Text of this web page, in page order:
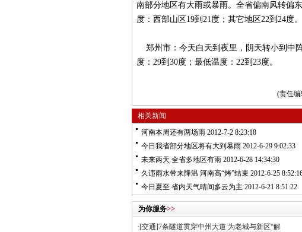
南部分地区有大雨或暴雨。全省偏南风转偏
度：西部山区19到21度；其它地区22到24度。
郑州市：今天白天到夜里，阴天转小到中
度：29到30度；最低温度：22到23度。
(责任
相关新闻
河南本周还有两场雨 2012-7-2 8:23:18
今日我省部分地区将有大到暴雨 2012-6-29 9:02:33
未来两天 全省多地区有雨 2012-6-28 14:34:30
久违雨水带来降温 河南高“烤”结束 2012-6-25
今日夏至 省内天气晴间多云为主 2012-6-21 8:51:22
为你服务>>
·[交通]7条隧道贯穿中州大道 为老城与新区“解